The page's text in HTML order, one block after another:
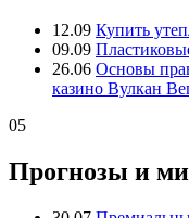
12.09 Купить
09.09
26.06 Основы
казино Вулкан
05
Прогнозы и